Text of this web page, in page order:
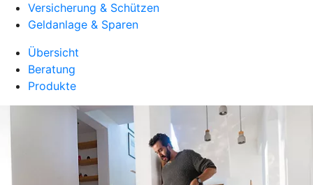
Versicherung & Schützen
Geldanlage & Sparen
Übersicht
Beratung
Produkte